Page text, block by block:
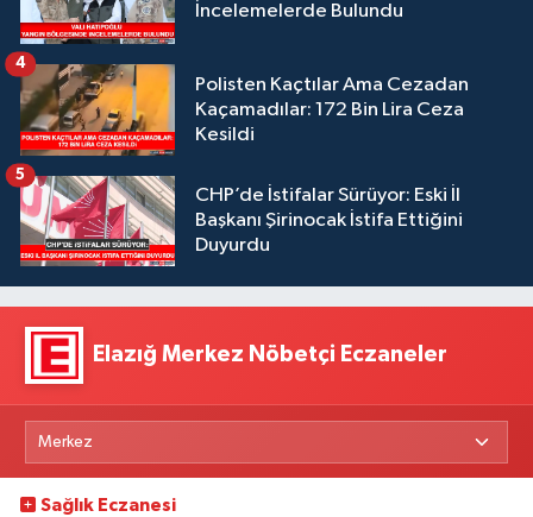
İncelemelerde Bulundu
Polisten Kaçtılar Ama Cezadan
Kaçamadılar: 172 Bin Lira Ceza
Kesildi
4
CHP’de İstifalar Sürüyor: Eski İl
Başkanı Şirinocak İstifa Ettiğini
Duyurdu
5
Elazığ Merkez Nöbetçi Eczaneler
Sağlık Eczanesi